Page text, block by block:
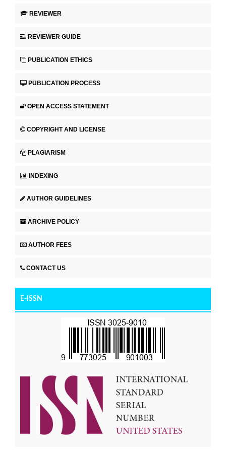
REVIEWER
REVIEWER GUIDE
PUBLICATION ETHICS
PUBLICATION PROCESS
OPEN ACCESS STATEMENT
COPYRIGHT AND LICENSE
PLAGIARISM
INDEXING
AUTHOR GUIDELINES
ARCHIVE POLICY
AUTHOR FEES
CONTACT US
E-ISSN